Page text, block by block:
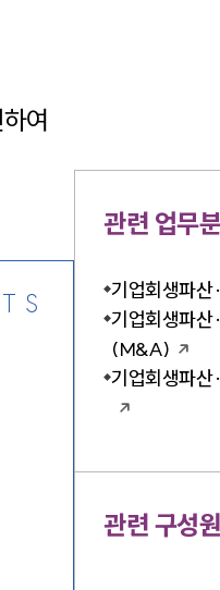
여
관련 업무
기업회생파
기업회생파
(M&A)
기업회생파
관련 구성원